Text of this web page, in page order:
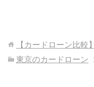
【カードローン比較
東京のカードローン